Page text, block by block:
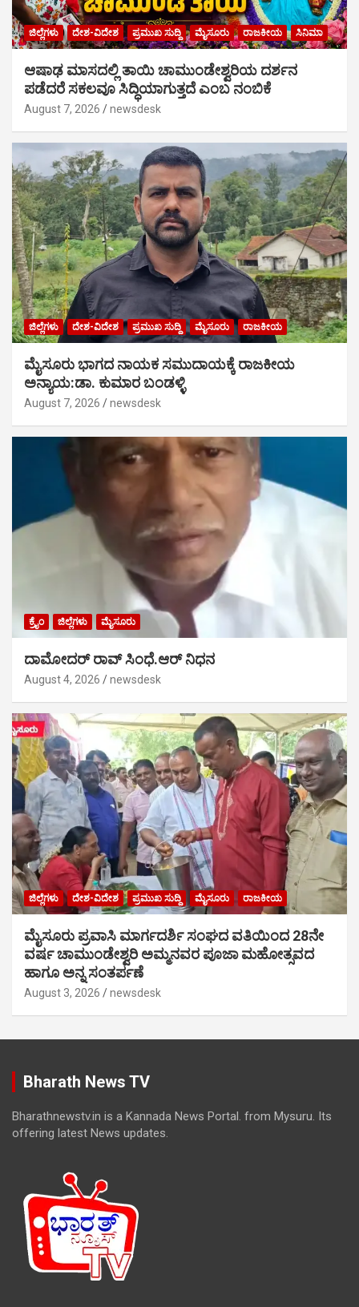
ಜಿಲ್ಲೆಗಳು ದೇಶ-ವಿದೇಶ ಪ್ರಮುಖ ಸುದ್ದಿ ಮೈಸೂರು ರಾಜಕೀಯ ಸಿನಿಮಾ
ಆಷಾಢ ಮಾಸದಲ್ಲಿ ತಾಯಿ ಚಾಮುಂಡೇಶ್ವರಿಯ ದರ್ಶನ
ಪಡೆದರೆ ಸಕಲವೂ ಸಿದ್ಧಿಯಾಗುತ್ತದೆ ಎಂಬ ನಂಬಿಕೆ
August 7, 2026 newsdesk
ಜಿಲ್ಲೆಗಳು ದೇಶ-ವಿದೇಶ ಪ್ರಮುಖ ಸುದ್ದಿ ಮೈಸೂರು ರಾಜಕೀಯ
ಮೈಸೂರು ಭಾಗದ ನಾಯಕ ಸಮುದಾಯಕ್ಕೆ ರಾಜಕೀಯ
ಅನ್ಯಾಯ:ಡಾ. ಕುಮಾರ ಬಂಡಳ್ಳಿ
August 7, 2026 newsdesk
ಕ್ರೈಂ ಜಿಲ್ಲೆಗಳು ಮೈಸೂರು
ದಾಮೋದರ್ ರಾವ್ ಸಿಂಧೆ.ಆರ್ ನಿಧನ
August 4, 2026 newsdesk
ಜಿಲ್ಲೆಗಳು ದೇಶ-ವಿದೇಶ ಪ್ರಮುಖ ಸುದ್ದಿ ಮೈಸೂರು ರಾಜಕೀಯ
ಮೈಸೂರು ಪ್ರವಾಸಿ ಮಾರ್ಗದರ್ಶಿ ಸಂಘದ ವತಿಯಿಂದ 28ನೇ
ವರ್ಷ ಚಾಮುಂಡೇಶ್ವರಿ ಅಮ್ಮನವರ ಪೂಜಾ ಮಹೋತ್ಸವದ
ಹಾಗೂ ಅನ್ನ ಸಂತರ್ಪಣೆ
August 3, 2026 newsdesk
Bharath News TV
Bharathnewstv.in is a Kannada News Portal. from Mysuru. Its
offering latest News updates.